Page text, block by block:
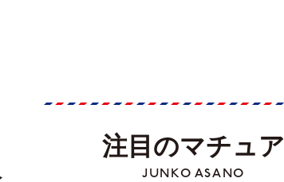
注目のマチュア
JUNKO ASANO